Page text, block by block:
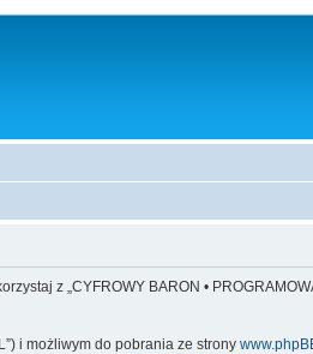
z „CYFROWY BARON •
i możliwym do pobrania ze strony